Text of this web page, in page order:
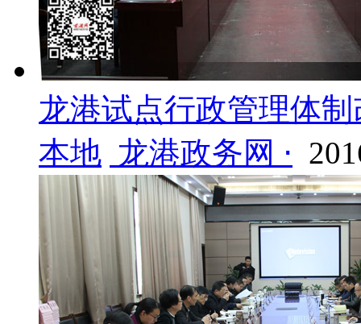
龙港试点行政管理体
本地 龙港政务网 ⋅